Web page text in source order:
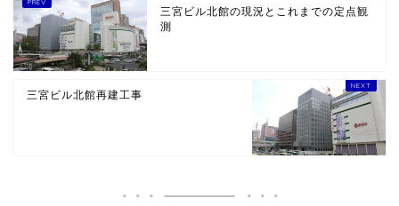
三宮ビル北館の現況とこれまでの定点観
測
三宮ビル北館再建工事